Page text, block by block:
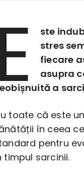
E
ste
stres
fiecare
asupra
a
toate că este
în ceea
pentru
timpul sarcinii.